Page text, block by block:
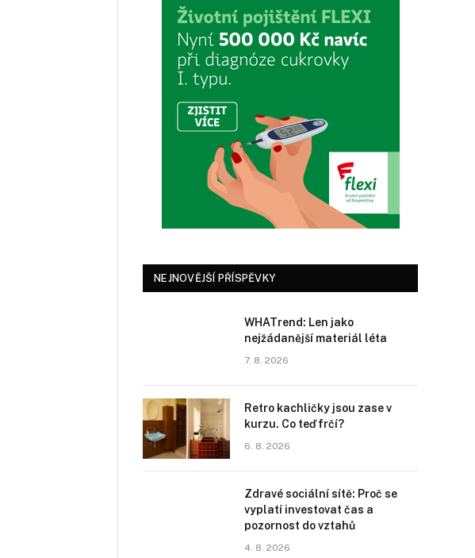
NEJNOVĚJŠÍ PŘÍSPĚVKY
WHATrend: Len jako
nejžádanější materiál léta
7. 8. 2026
Retro kachličky jsou zase v
kurzu. Co teď frčí?
6. 8. 2026
Zdravé sociální sítě: Proč se
vyplatí investovat čas a
pozornost do vztahů
4. 8. 2026